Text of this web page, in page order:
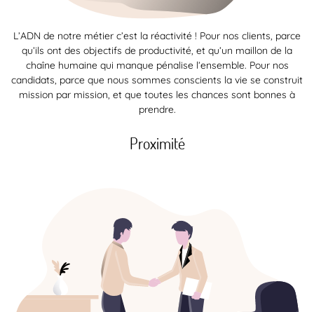
L’ADN de notre métier c’est la réactivité ! Pour nos clients, parce
qu’ils ont des objectifs de productivité, et qu’un maillon de la
chaîne humaine qui manque pénalise l’ensemble. Pour nos
candidats, parce que nous sommes conscients la vie se construit
mission par mission, et que toutes les chances sont bonnes à
prendre.
Proximité